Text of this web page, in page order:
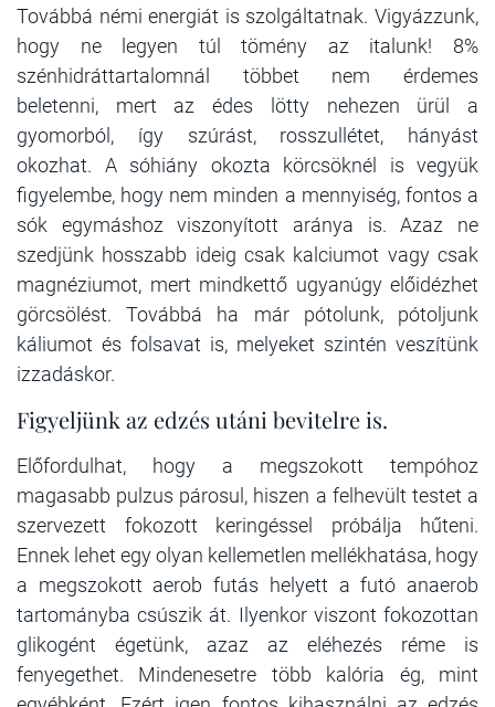
Továbbá némi energiát is szolgáltatnak. Vigyázzunk,
hogy ne legyen túl tömény az italunk! 8%
szénhidráttartalomnál többet nem érdemes
beletenni, mert az édes lötty nehezen ürül a
gyomorból, így szúrást, rosszullétet, hányást
okozhat. A sóhiány okozta körcsöknél is vegyük
figyelembe, hogy nem minden a mennyiség, fontos a
sók egymáshoz viszonyított aránya is. Azaz ne
szedjünk hosszabb ideig csak kalciumot vagy csak
magnéziumot, mert mindkettő ugyanúgy előidézhet
görcsölést. Továbbá ha már pótolunk, pótoljunk
káliumot és folsavat is, melyeket szintén veszítünk
izzadáskor.
Figyeljünk az edzés utáni bevitelre is.
Előfordulhat, hogy a megszokott tempóhoz
magasabb pulzus párosul, hiszen a felhevült testet a
szervezett fokozott keringéssel próbálja hűteni.
Ennek lehet egy olyan kellemetlen mellékhatása, hogy
a megszokott aerob futás helyett a futó anaerob
tartományba csúszik át. Ilyenkor viszont fokozottan
glikogént égetünk, azaz az eléhezés réme is
fenyegethet. Mindenesetre több kalória ég, mint